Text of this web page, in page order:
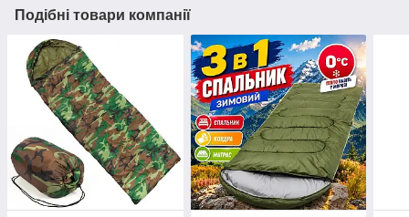
Подібні товари компанії